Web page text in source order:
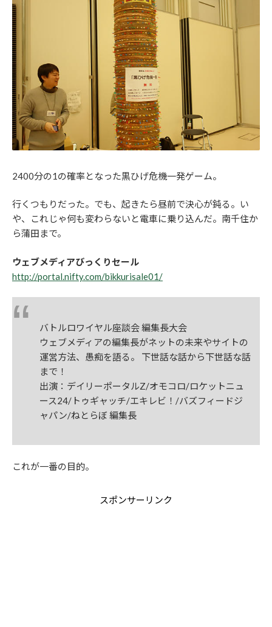
2400分の1の確率となった黒ひげ危機一発ゲーム。
行くつもりだった。でも、起きたら昼前で決心が鈍る。い
や、これじゃ何も変わらないと電車に乗り込んだ。南千住か
ら蒲田まで。
ウェブメディアびっくりセール
http://portal.nifty.com/bikkurisale01/
バトルロワイヤル座談会 編集長大会
ウェブメディアの編集長がネットの未来やサイトの
運営方法、愚痴を語る。 下世話な話から下世話な話
まで！
出演：デイリーポータルZ/オモコロ/ロケットニュ
ース24/トゥギャッチ/エキレビ！/バズフィードジ
ャパン/ねとらぼ 編集長
これが一番の目的。
スポンサーリンク